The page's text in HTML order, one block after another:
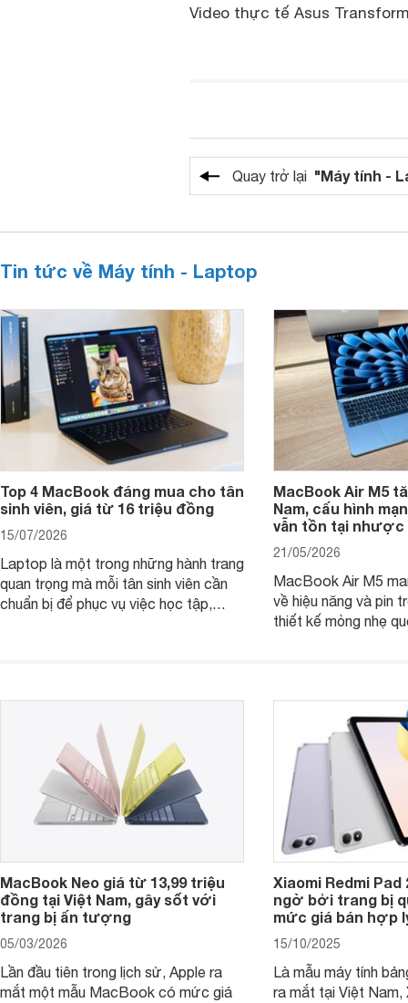
Video thực tế Asus
Quay trở lại "Máy tính -
Tin tức về Máy tính - Laptop
Top 4 MacBook đáng mua cho tân
sinh viên, giá từ 16 triệu đồng
15/07/2026
Laptop là một trong những hành trang
quan trọng mà mỗi tân sinh viên cần
chuẩn bị để phục vụ việc học tập,
MacBook đáng cân nhắc dành cho
MacBook Air M5
Nam, cấu hình
vẫn tồn tại nhược
21/05/2026
MacBook Air M5
về hiệu năng và pin
thiết kế mỏng nhẹ
MacBook Neo giá từ 13,99 triệu
đồng tại Việt Nam, gây sốt với
trang bị ấn tượng
05/03/2026
Lần đầu tiên trong lịch sử, Apple ra
mắt một mẫu MacBook có mức giá
Xiaomi Redmi Pad
ngờ bởi trang bị
mức giá bán hợp
15/10/2025
Là mẫu máy tính
ra mắt tại Việt Nam,